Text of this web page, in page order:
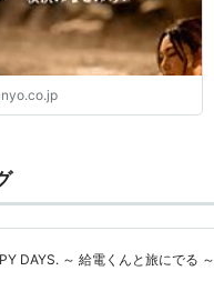
DAYS. ～ 給電くんと旅にでる ～